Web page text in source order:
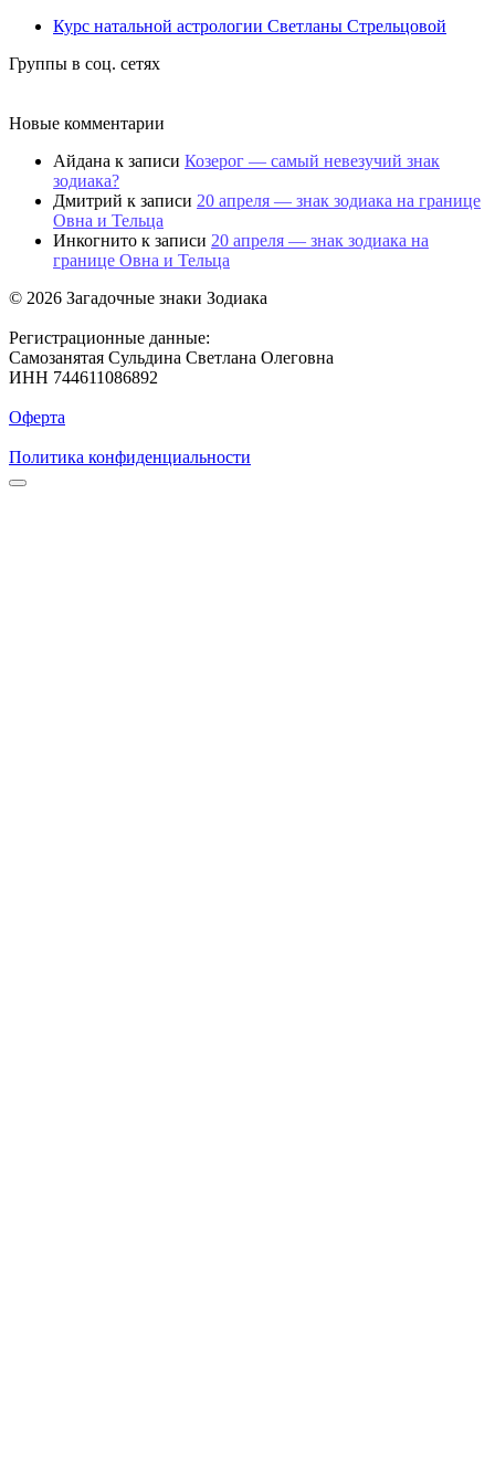
Курс натальной астрологии Светланы Стрельцовой
Группы в соц. сетях
Новые комментарии
Айдана к записи Козерог — самый невезучий знак
зодиака?
Дмитрий к записи 20 апреля — знак зодиака на границе
Овна и Тельца
Инкогнито к записи 20 апреля — знак зодиака на
границе Овна и Тельца
© 2026 Загадочные знаки Зодиака
Регистрационные данные:
Самозанятая Сульдина Светлана Олеговна
ИНН 744611086892
Оферта
Политика конфиденциальности